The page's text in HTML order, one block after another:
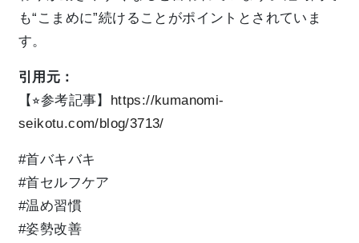
も“こまめに”続けることがポイントとされていま
す。
引用元：
【⭐︎参考記事】 https://kumanomi-
seikotu.com/blog/3713/
#首バキバキ
#首セルフケア
#温め習慣
#姿勢改善